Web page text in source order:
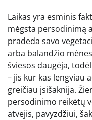
Laikas yra esminis
mėgsta persodinimą
pradeda savo
arba balandžio
šviesos daugėja,
– jis kur kas lengviau
greičiau įsišaknija.
persodinimo reikėtų
atvejis, pavyzdžiui,